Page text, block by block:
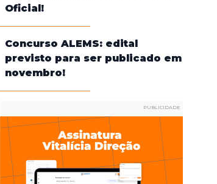
Oficial!
Concurso ALEMS: edital
previsto para ser publicado em
novembro!
PUBLICIDADE